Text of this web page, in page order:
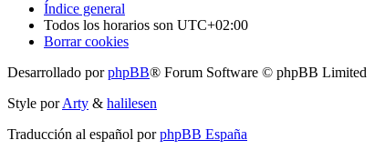
Índice general
Todos los horarios son UTC+02:00
Borrar cookies
Desarrollado porphpBB® Forum Software © phpBB Limited
Style porArty & halilesen
Traducción al español porphpBB España